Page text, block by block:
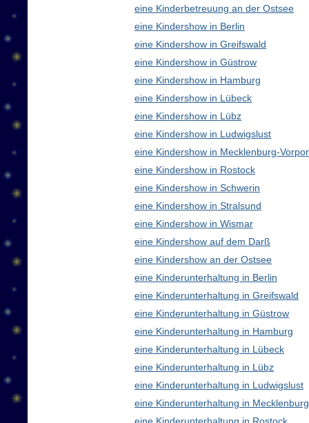
eine Kinderbetreuung an der Ostsee
eine Kindershow in Berlin
eine Kindershow in Greifswald
eine Kindershow in Güstrow
eine Kindershow in Hamburg
eine Kindershow in Lübeck
eine Kindershow in Lübz
eine Kindershow in Ludwigslust
eine Kindershow in Mecklenburg-
eine Kindershow in Rostock
eine Kindershow in Schwerin
eine Kindershow in Stralsund
eine Kindershow in Wismar
eine Kindershow auf dem Darß
eine Kindershow an der Ostsee
eine Kinderunterhaltung in Berlin
eine Kinderunterhaltung in Greifswald
eine Kinderunterhaltung in Güstrow
eine Kinderunterhaltung in Hamburg
eine Kinderunterhaltung in Lübeck
eine Kinderunterhaltung in Lübz
eine Kinderunterhaltung in Ludwigslust
eine Kinderunterhaltung in